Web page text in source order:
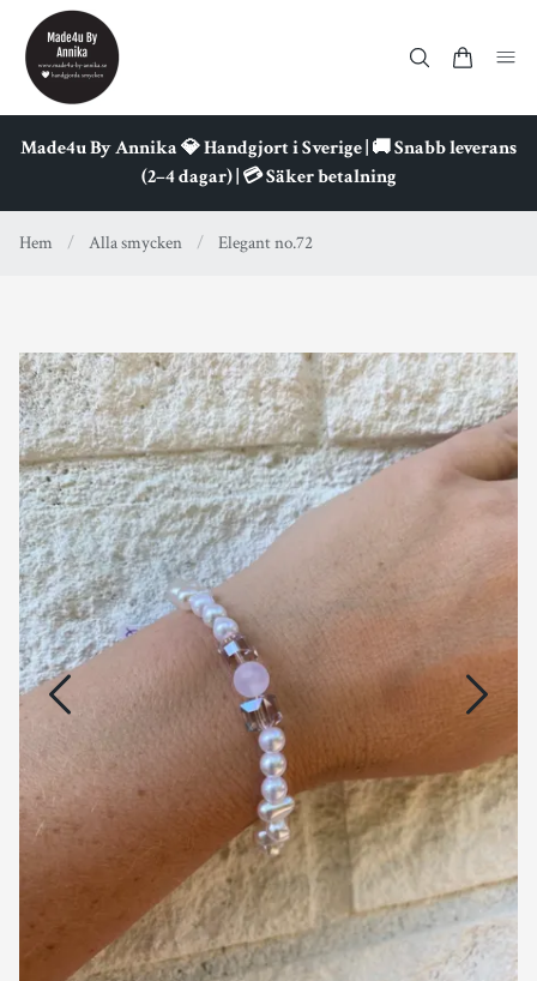
Made4u By Annika 💎 Handgjort i Sverige | 🚚 Snabb leverans
(2–4 dagar) | 💳 Säker betalning
Hem / Alla smycken / Elegant no.72